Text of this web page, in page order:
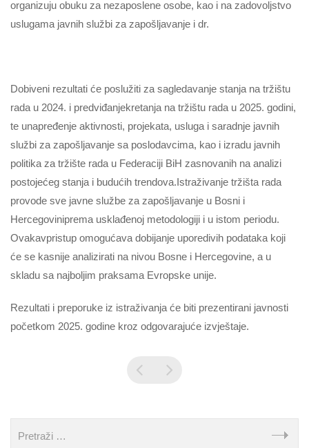
organizuju obuku za nezaposlene osobe, kao i na zadovoljstvo
uslugama javnih službi za zapošljavanje i dr.
Dobiveni rezultati će poslužiti za sagledavanje stanja na tržištu
rada u 2024. i predviđanjekretanja na tržištu rada u 2025. godini,
te unapređenje aktivnosti, projekata, usluga i saradnje javnih
službi za zapošljavanje sa poslodavcima, kao i izradu javnih
politika za tržište rada u Federaciji BiH zasnovanih na analizi
postojećeg stanja i budućih trendova.Istraživanje tržišta rada
provode sve javne službe za zapošljavanje u Bosni i
Hercegoviniprema usklađenoj metodologiji i u istom periodu.
Ovakavpristup omogućava dobijanje uporedivih podataka koji
će se kasnije analizirati na nivou Bosne i Hercegovine, a u
skladu sa najboljim praksama Evropske unije.
Rezultati i preporuke iz istraživanja će biti prezentirani javnosti
početkom 2025. godine kroz odgovarajuće izvještaje.